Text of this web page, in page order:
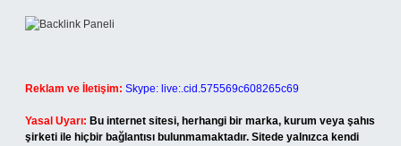
Reklam ve İletişim: Skype: live:.cid.575569c608265c69
Yasal Uyarı: Bu internet sitesi, herhangi bir marka, kurum veya şahıs
şirketi ile hiçbir bağlantısı bulunmamaktadır. Sitede yalnızca kendi